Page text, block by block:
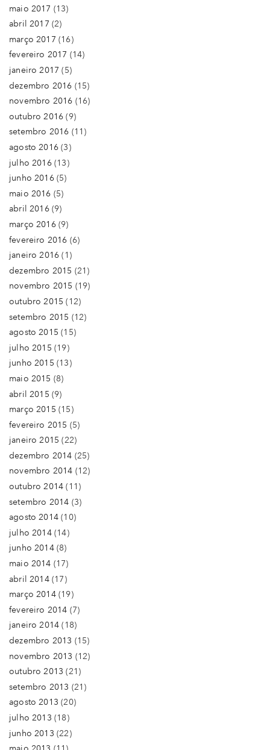
maio 2017 (13)
abril 2017 (2)
março 2017 (16)
fevereiro 2017 (14)
janeiro 2017 (5)
dezembro 2016 (15)
novembro 2016 (16)
outubro 2016 (9)
setembro 2016 (11)
agosto 2016(3)
julho 2016(13)
junho 2016(5)
maio 2016 (5)
abril 2016(9)
março 2016(9)
fevereiro 2016 (6)
janeiro 2016 (1)
dezembro 2015 (21)
novembro 2015 (19)
outubro 2015 (12)
setembro 2015 (12)
agosto 2015 (15)
julho 2015 (19)
junho 2015 (13)
maio 2015 (8)
abril 2015 (9)
março 2015 (15)
fevereiro 2015 (5)
janeiro 2015 (22)
dezembro 2014 (25)
novembro 2014 (12)
outubro 2014 (11)
setembro 2014 (3)
agosto 2014(10)
julho 2014(14)
junho 2014(8)
maio 2014 (17)
abril 2014(17)
março 2014(19)
fevereiro 2014 (7)
janeiro 2014 (18)
dezembro 2013 (15)
novembro 2013 (12)
outubro 2013 (21)
setembro 2013 (21)
agosto 2013 (20)
julho 2013 (18)
junho 2013 (22)